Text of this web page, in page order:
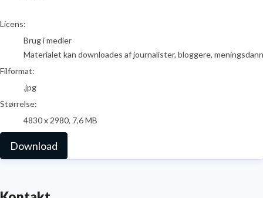
go to media item
Licens:
Brug i medier
Materialet kan downloades af journalister, bloggere,
Filformat:
.jpg
Størrelse:
4830 x 2980, 7,6 MB
Download